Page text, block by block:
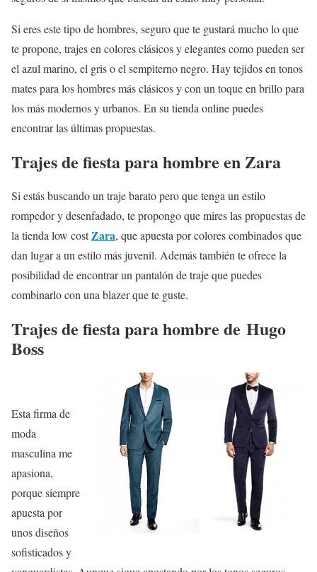
Si eres este tipo de hombres, seguro que te gustará mucho lo que
te propone, trajes en colores clásicos y elegantes como pueden ser
el azul marino, el gris o el sempiterno negro. Hay tejidos en tonos
mates para los hombres más clásicos y con un toque en brillo para
los más modernos y urbanos. En su tienda online puedes
encontrar las últimas propuestas.
Trajes de fiesta para hombre en Zara
Si estás buscando un traje barato pero que tenga un estilo
rompedor y desenfadado, te propongo que mires las propuestas de
la tienda low costZara, que apuesta por colores combinados que
dan lugar a un estilo más juvenil. Además también te ofrece la
posibilidad de encontrar un pantalón de traje que puedes
combinarlo con una blazer que te guste.
Trajes de fiesta para hombre de Hugo
Boss
Esta firma de
moda
masculina me
apasiona,
porque siempre
apuesta por
unos diseños
sofisticados y